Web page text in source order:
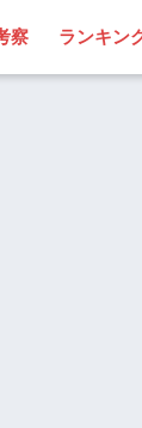
察 ランキン